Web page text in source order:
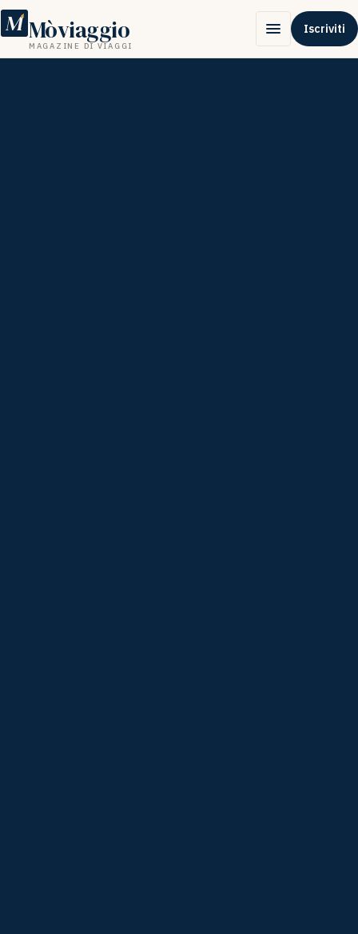
MMòviaggio
MAGAZINE DI VIAGGI
Iscriviti